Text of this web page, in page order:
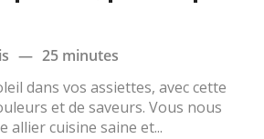
— 25 minutes
dans vos assiettes, avec cette
et de saveurs. Vous nous
allier cuisine saine et...